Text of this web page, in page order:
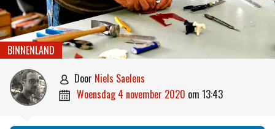
BINNENLAND
 door Niels Saelens
 woensdag 4 november 2020 om 13:43